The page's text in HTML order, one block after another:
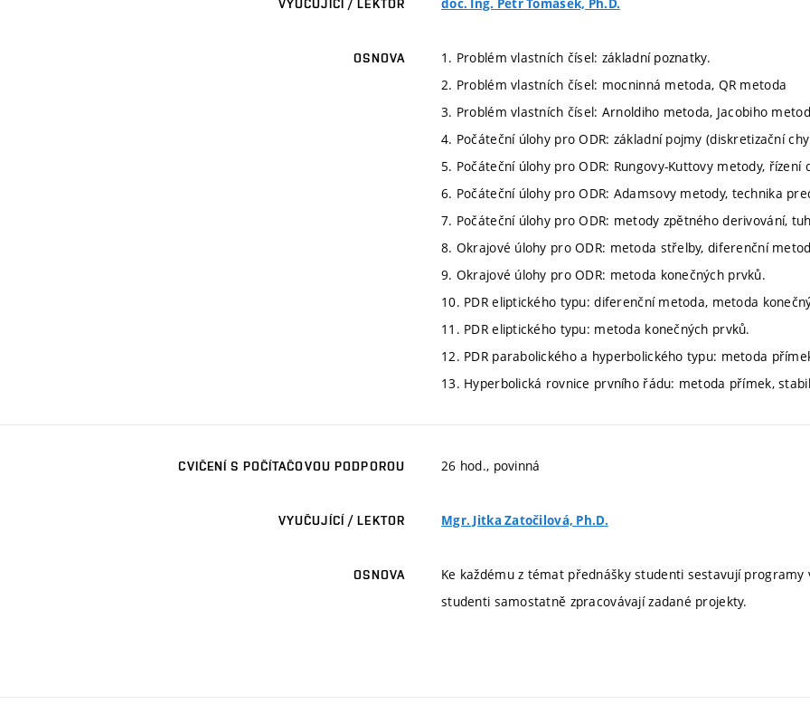
VYUČUJÍCÍ / LEKTOR
OSNOVA
1. Problém vlastních čísel: základní poznatky.
2. Problém vlastních čísel: mocninná metoda, QR metoda
3. Problém vlastních čísel: Arnoldiho metoda, Jacobiho
4. Počáteční úlohy pro ODR: základní pojmy (diskretizační
5. Počáteční úlohy pro ODR: Rungovy-Kuttovy metody, řízení
6. Počáteční úlohy pro ODR: Adamsovy metody, technika
7. Počáteční úlohy pro ODR: metody zpětného derivování,
8. Okrajové úlohy pro ODR: metoda střelby, diferenční
9. Okrajové úlohy pro ODR: metoda konečných prvků.
10. PDR eliptického typu: diferenční metoda, metoda
11. PDR eliptického typu: metoda konečných prvků.
12. PDR parabolického a hyperbolického typu: metoda
13. Hyperbolická rovnice prvního řádu: metoda přímek,
CVIČENÍ S POČÍTAČOVOU PODPOROU 26 hod., povinná
VYUČUJÍCÍ / LEKTOR Mgr. Jitka Zatočilová, Ph.D.
OSNOVA
Ke každému z témat přednášky studenti sestavují
studenti samostatně zpracovávají zadané projekty.